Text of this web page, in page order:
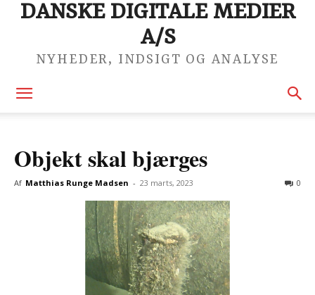
DANSKE DIGITALE MEDIER
A/S
NYHEDER, INDSIGT OG ANALYSE
Objekt skal bjærges
Af Matthias Runge Madsen - 23 marts, 2023 0